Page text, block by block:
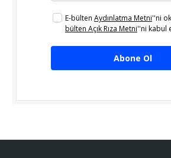
E-bülten Aydınlatma Metni''ni
bülten Açık Rıza Metni''ni kabul
Abone Ol